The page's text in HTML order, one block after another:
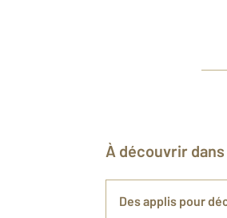
À découvrir
Des applis pour